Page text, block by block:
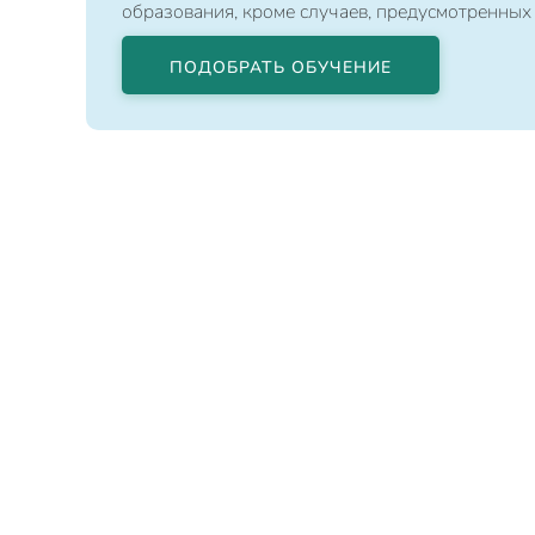
образования, кроме случаев,
ПОДОБРАТЬ ОБУЧЕНИЕ